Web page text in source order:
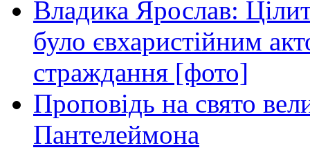
Владика Ярослав:
було євхаристійним
страждання [фото]
Проповідь на свято
Пантелеймона